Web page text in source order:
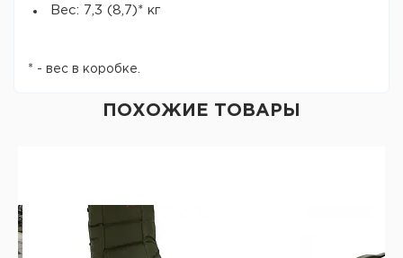
Вес: 7,3 (8,7)* кг
* - вес в коробке.
ПОХОЖИЕ ТОВАРЫ